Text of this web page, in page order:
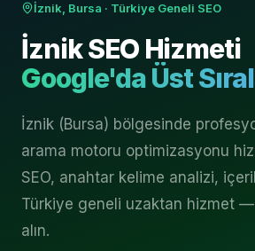
İznik, Bursa · Türkiye Geneli SEO
İznikSEO Hizmeti
Google'da Üst
İznik (Bursa) bölgesinde
arama motoru optimizasyonu
SEO, anahtar kelime analizi,
Türkiye geneli uzaktan hizmet
alın.